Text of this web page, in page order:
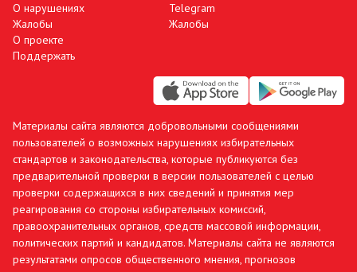
О нарушениях
Жалобы
О проекте
Поддержать
Telegram
Жалобы
Материалы сайта являются добровольными сообщениями
пользователей о возможных нарушениях избирательных
стандартов и законодательства, которые публикуются без
предварительной проверки в версии пользователей с целью
проверки содержащихся в них сведений и принятия мер
реагирования со стороны избирательных комиссий,
правоохранительных органов, средств массовой информации,
политических партий и кандидатов. Материалы сайта не являются
результатами опросов общественного мнения, прогнозов